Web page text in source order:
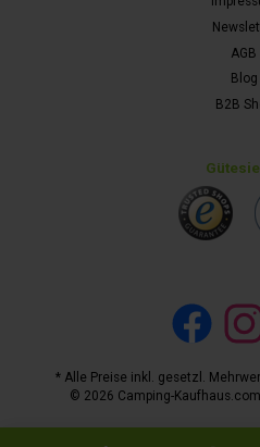
AGB
Blog
B2B
Facebook
* Alle Preise inkl. gesetzl.
© 2026 Camping-